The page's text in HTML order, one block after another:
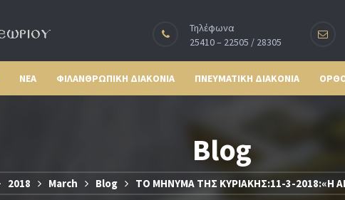
Τηλέφωνα
25410 – 22505 / 28305
ΝΕΑ ΦΙΛΑΝΘΡΩΠΙΚΗ ΔΙΑΚΟΝΙΑ ΠΝΕΥΜΑΤΙΚΗ ΔΙΑΚΟΝΙΑ
Blog
2018 March Blog ΤΟ ΜΗΝΥΜΑ ΤΗΣ ΚΥΡΙΑΚΗΣ:11-3-2018:«Η